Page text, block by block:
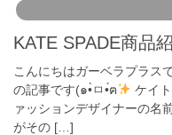
KATE SPADE商品
こんにちはガーベラプラス
の記事です(๑•̀ㅁ•́ฅ
ケイ
ァッションデザイナーの名
がその […]